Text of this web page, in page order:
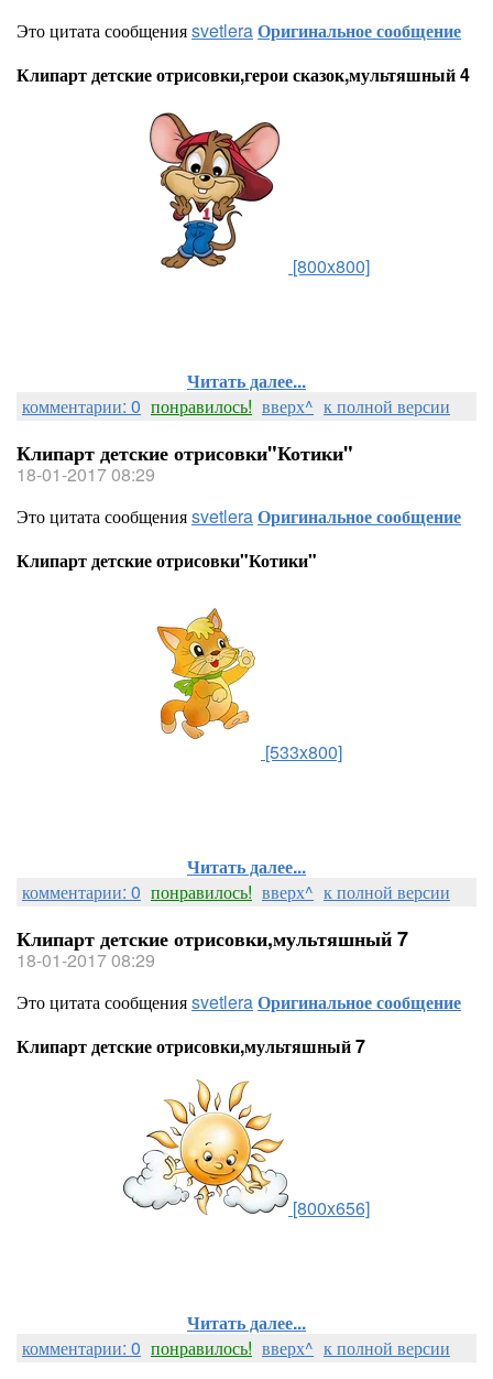
Это цитата сообщенияsvetleraОригинальное сообщение
Клипарт детские отрисовки,герои сказок,мультяшный 4
[800x800]
Читать далее...
комментарии: 0 понравилось! вверх^ к полной версии
Клипарт детские отрисовки"Котики"
18-01-2017 08:29
Это цитата сообщенияsvetleraОригинальное сообщение
Клипарт детские отрисовки"Котики"
[533x800]
Читать далее...
комментарии: 0 понравилось! вверх^ к полной версии
Клипарт детские отрисовки,мультяшный 7
18-01-2017 08:29
Это цитата сообщенияsvetleraОригинальное сообщение
Клипарт детские отрисовки,мультяшный 7
[800x656]
Читать далее...
комментарии: 0 понравилось! вверх^ к полной версии